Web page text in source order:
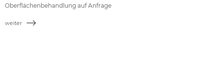
Oberflächenbehandlung auf Anfrage
weiter